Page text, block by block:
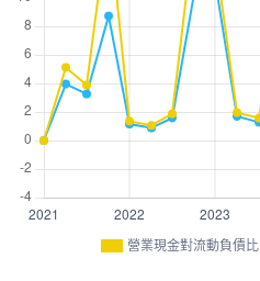
營業現金對流動負債比